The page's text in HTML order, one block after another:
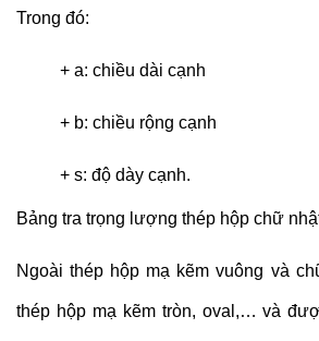
Trong đó:
+ a: chiều dài cạnh
+ b: chiều rộng cạnh
+ s: độ dày cạnh.
Bảng tra trọng lượng thép hộp chữ
Ngoài thép hộp mạ kẽm vuông và
thép hộp mạ kẽm tròn, oval,… và